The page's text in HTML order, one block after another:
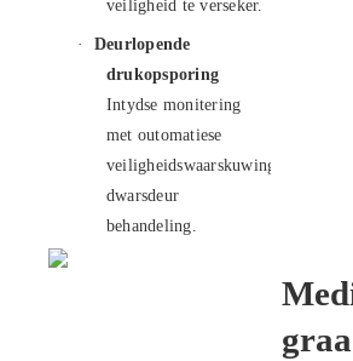
veiligheid te verseker.
·
Deurlopende
drukopsporing
Intydse monitering
met outomatiese
veiligheidswaarskuwings
dwarsdeur
behandeling.